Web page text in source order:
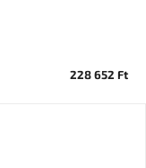
228 652 Ft